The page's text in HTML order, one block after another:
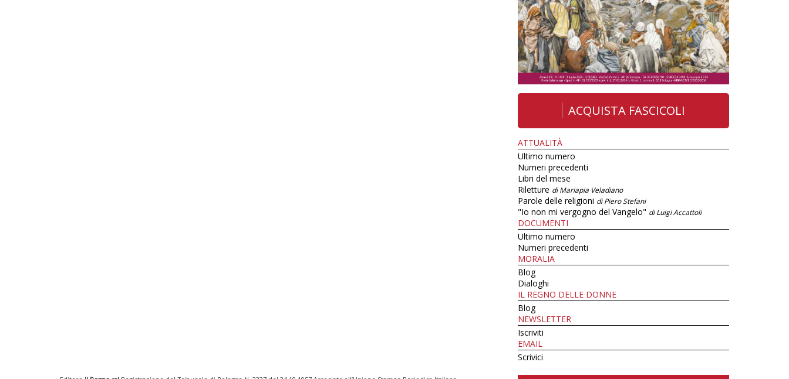
ACQUISTA FASCICOLI
ATTUALITÀ
Ultimo numero
Numeri precedenti
Libri del mese
Riletture di Mariapia Veladiano
Parole delle religioni di Piero Stefani
"Io non mi vergogno del Vangelo" di Luigi Accattoli
DOCUMENTI
Ultimo numero
Numeri precedenti
MORALIA
Blog
Dialoghi
IL REGNO DELLE DONNE
Blog
NEWSLETTER
Iscriviti
EMAIL
Scrivici